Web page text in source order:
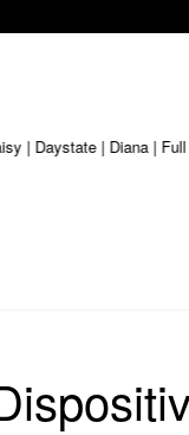
| Diana | Full